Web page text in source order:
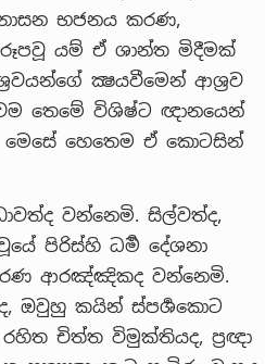
භජනය කරණ,
යම් ඒ ශාන්ත මිදීමක්
ක්‍ෂයවීමෙන් ආශ්‍රව
තෙමේ විශිෂ්ට ඥානයෙන්
මෙසේ හෙතෙම ඒ කොටසින්
වන්නෙමි. සිල්වත්ද,
පිරිස්හි ධර්‍ම දේශනා
ආරඤ්ඤිකද වන්නෙමි.
ඔවුහු කයින් ස්පර්‍ශකොට
චිත්ත විමුක්තියද, ප්‍රඥා